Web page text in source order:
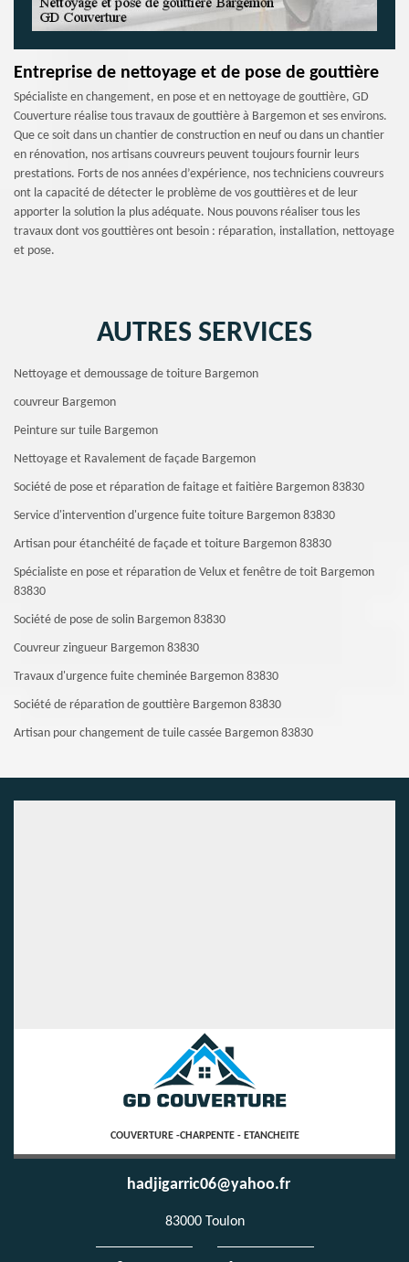
Entreprise de nettoyage et de pose de gouttière
Spécialiste en changement, en pose et en nettoyage de gouttière, GD
Couverture réalise tous travaux de gouttière à Bargemon et ses environs.
Que ce soit dans un chantier de construction en neuf ou dans un chantier
en rénovation, nos artisans couvreurs peuvent toujours fournir leurs
prestations. Forts de nos années d’expérience, nos techniciens couvreurs
ont la capacité de détecter le problème de vos gouttières et de leur
apporter la solution la plus adéquate. Nous pouvons réaliser tous les
travaux dont vos gouttières ont besoin : réparation, installation, nettoyage
et pose.
AUTRES SERVICES
Nettoyage et demoussage de toiture Bargemon
couvreur Bargemon
Peinture sur tuile Bargemon
Nettoyage et Ravalement de façade Bargemon
Société de pose et réparation de faitage et faitière Bargemon 83830
Service d'intervention d'urgence fuite toiture Bargemon 83830
Artisan pour étanchéité de façade et toiture Bargemon 83830
Spécialiste en pose et réparation de Velux et fenêtre de toit Bargemon
83830
Société de pose de solin Bargemon 83830
Couvreur zingueur Bargemon 83830
Travaux d'urgence fuite cheminée Bargemon 83830
Société de réparation de gouttière Bargemon 83830
Artisan pour changement de tuile cassée Bargemon 83830
COUVERTURE -CHARPENTE - ETANCHEITE
hadjigarric06@yahoo.fr
83000 Toulon